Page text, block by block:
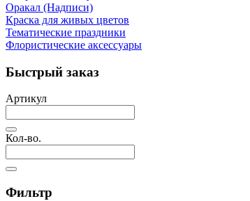
Оракал (Надписи)
Краска для живых цветов
Тематические праздники
Флористические аксессуары
Быстрый заказ
Артикул
Кол-во.
Фильтр